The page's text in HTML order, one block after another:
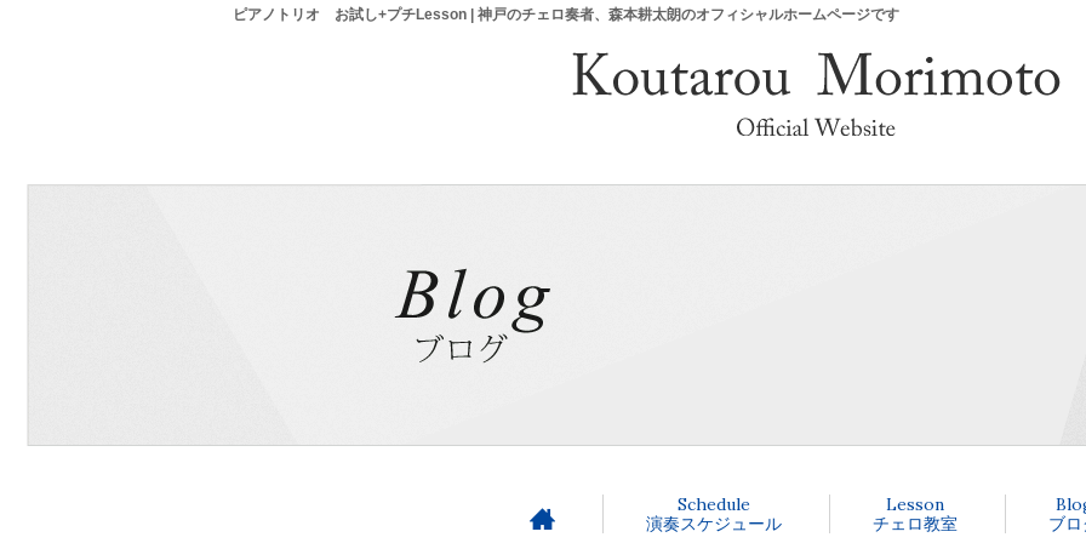
ピアノトリオ お試し+プチLesson | 神戸のチェロ奏者、森本耕太朗のオフィシャルホームページです
Schedule
演奏スケジュール
Lesson
チェロ教室 ブロ